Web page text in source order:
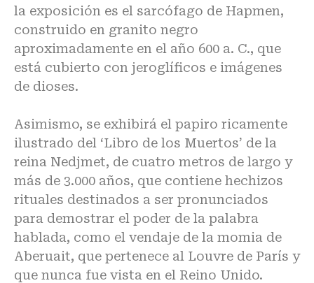
la exposición es el sarcófago de Hapmen,
construido en granito negro
aproximadamente en el año 600 a. C., que
está cubierto con jeroglíficos e imágenes
de dioses.
Asimismo, se exhibirá el papiro ricamente
ilustrado del ‘Libro de los Muertos’ de la
reina Nedjmet, de cuatro metros de largo y
más de 3.000 años, que contiene hechizos
rituales destinados a ser pronunciados
para demostrar el poder de la palabra
hablada, como el vendaje de la momia de
Aberuait, que pertenece al Louvre de París y
que nunca fue vista en el Reino Unido.